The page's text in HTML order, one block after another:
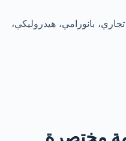
بانورامي، هيدروليكي،